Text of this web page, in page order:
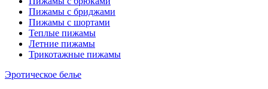
Пижамы с бриджами
Пижамы с шортами
Теплые пижамы
Летние пижамы
Трикотажные пижамы
Эротическое белье